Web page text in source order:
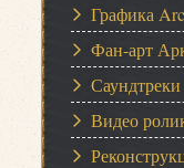
Графика
Фан-арт
Видео